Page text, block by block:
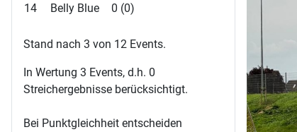
14
Belly Blue 0 (0)
Stand nach 3 von 12 Events.
In Wertung 3 Events, d.h. 0
Streichergebnisse berücksichtigt.
Bei Punktgleichheit entscheiden